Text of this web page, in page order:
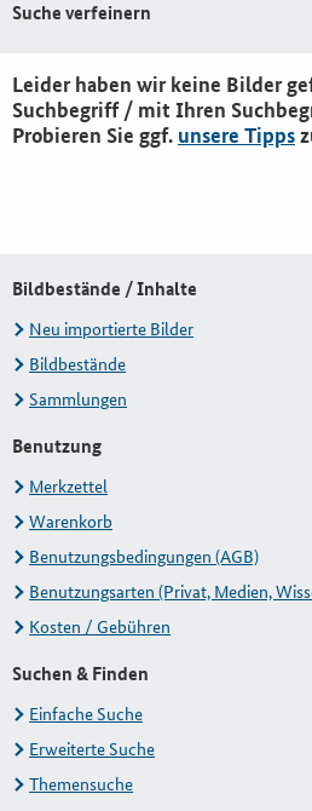
Suche verfeinern
Leider haben wir keine Bilder
Suchbegriff / mit Ihren
Probieren Sie ggf. unsere Tipps
Bildbestände / Inhalte
Neu importierte Bilder
Bildbestände
Sammlungen
Benutzung
Merkzettel
Warenkorb
Benutzungsbedingungen (AGB)
Benutzungsarten (Privat, Medien,
Kosten / Gebühren
Suchen & Finden
Einfache Suche
Erweiterte Suche
Themensuche